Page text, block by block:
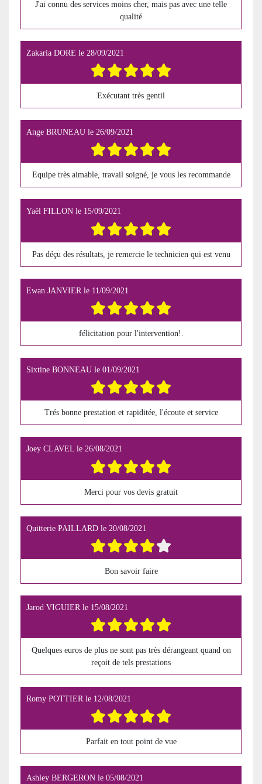
J'ai connu des services moins cher, mais pas avec une telle
qualité
Zakaria DORE le 28/09/2021
Exécutant très gentil
Ange BRUNEAU le 26/09/2021
Equipe très aimable, travail soigné, je vous les recommande
Yaël FILLON le 15/09/2021
Pas déçu des résultats, je remercie le technicien qui est venu
Ewan JANVIER le 11/09/2021
félicitation pour l'intervention!.
Sixtine BONNEAU le 01/09/2021
Trés bonne prestation et rapiditée, l'écoute et service
Joey CLAVEL le 26/08/2021
Merci pour vos devis gratuit
Quitterie PAILLARD le 20/08/2021
Bon savoir faire
Jarod VIGUIER le 15/08/2021
Quelques euros de plus ne sont pas très dérangeant quand on
reçoit de tels prestations
Romy POTTIERle 12/08/2021
Parfait en tout point de vue
Ashley BERGERON le 05/08/2021